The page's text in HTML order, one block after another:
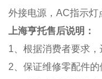
外接电源，AC指示灯
上海亨托售后说明：
1、根据消费者要求，
2、保证维修零配件的